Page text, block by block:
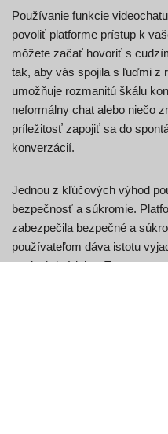
Používanie funkcie
povoliť platforme prístup k
môžete začať hovoriť s
tak, aby vás spojila s ľuďmi z
umožňuje rozmanitú škálu
neformálny chat alebo niečo
príležitosť zapojiť sa do
konverzácií.
Jednou z kľúčových výhod
bezpečnosť a súkromie.
zabezpečila bezpečné a
používateľom dáva istotu
osobných údajov. Toto